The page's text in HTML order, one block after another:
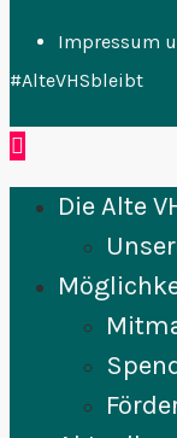
Impressum
#AlteVHSbleibt
Die Alte